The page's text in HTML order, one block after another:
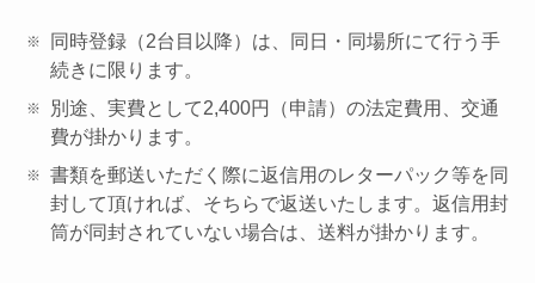
同時登録（2台目以降）は、同日・同場所にて行う手
続きに限ります。
別途、実費として2,400円（申請）の法定費用、交通
費が掛かります。
書類を郵送いただく際に返信用のレターパック等を同
封して頂ければ、そちらで返送いたします。返信用封
筒が同封されていない場合は、送料が掛かります。